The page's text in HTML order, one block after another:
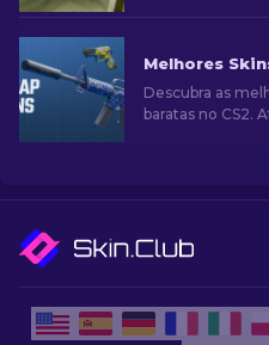
Descubra as
baratas no CS2.